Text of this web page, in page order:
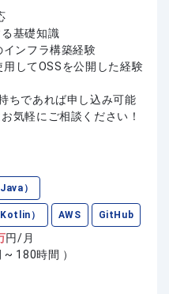
基礎知識
インフラ構築経験
してOSSを公開した経験
ちであれば申し込み可能
気軽にご相談ください！
）
） AWS GitHub
円/月
~ 180時間 ）